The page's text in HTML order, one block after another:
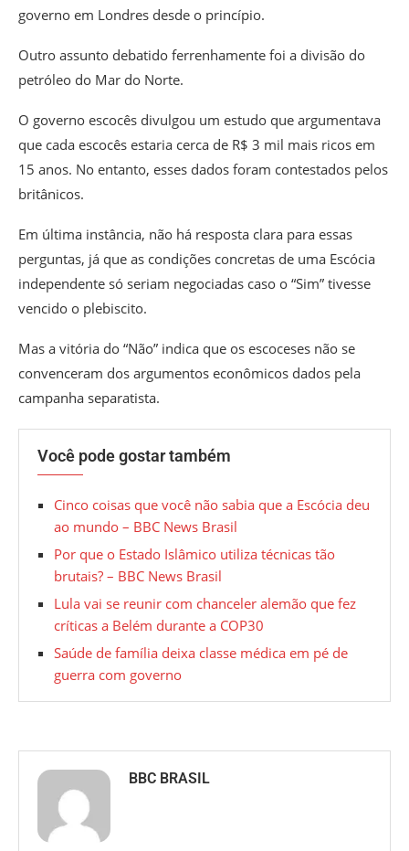
governo em Londres desde o princípio.
Outro assunto debatido ferrenhamente foi a divisão do
petróleo do Mar do Norte.
O governo escocês divulgou um estudo que argumentava
que cada escocês estaria cerca de R$ 3 mil mais ricos em
15 anos. No entanto, esses dados foram contestados pelos
britânicos.
Em última instância, não há resposta clara para essas
perguntas, já que as condições concretas de uma Escócia
independente só seriam negociadas caso o “Sim” tivesse
vencido o plebiscito.
Mas a vitória do “Não” indica que os escoceses não se
convenceram dos argumentos econômicos dados pela
campanha separatista.
Você pode gostar também
Cinco coisas que você não sabia que a Escócia deu
ao mundo – BBC News Brasil
Por que o Estado Islâmico utiliza técnicas tão
brutais? – BBC News Brasil
Lula vai se reunir com chanceler alemão que fez
críticas a Belém durante a COP30
Saúde de família deixa classe médica em pé de
guerra com governo
BBC BRASIL